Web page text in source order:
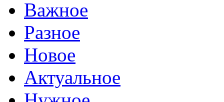
Важное
Разное
Новое
Актуальное